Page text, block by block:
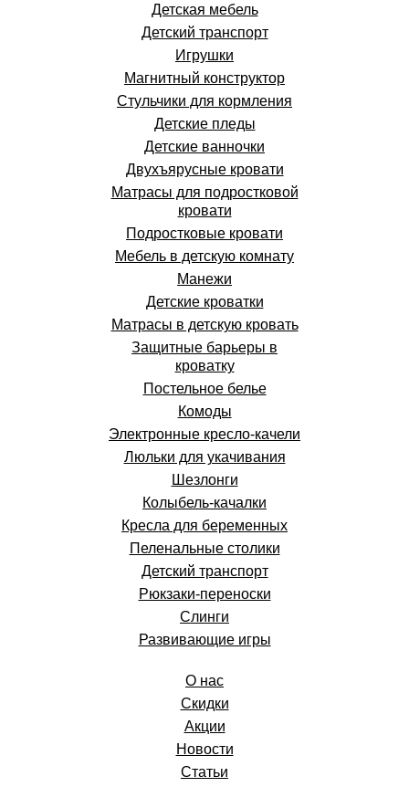
Детская мебель
Детский транспорт
Игрушки
Магнитный конструктор
Стульчики для кормления
Детские пледы
Детские ванночки
Двухъярусные кровати
Матрасы для подростковой
кровати
Подростковые кровати
Мебель в детскую комнату
Манежи
Детские кроватки
Матрасы в детскую кровать
Защитные барьеры в
кроватку
Постельное белье
Комоды
Электронные кресло-качели
Люльки для укачивания
Шезлонги
Колыбель-качалки
Кресла для беременных
Пеленальные столики
Детский транспорт
Рюкзаки-переноски
Слинги
Развивающие игры
О нас
Скидки
Акции
Новости
Статьи